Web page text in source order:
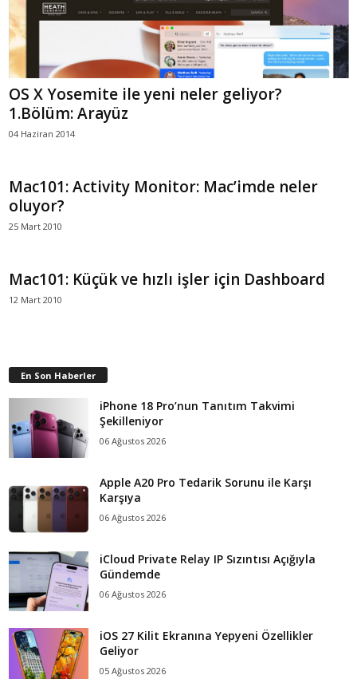
OS X Yosemite ile yeni neler geliyor?
1.Bölüm: Arayüz
04 Haziran 2014
Mac101: Activity Monitor: Mac’imde neler
oluyor?
25 Mart 2010
Mac101: Küçük ve hızlı işler için Dashboard
12 Mart 2010
En Son Haberler
iPhone 18 Pro’nun Tanıtım Takvimi
Şekilleniyor
06 Ağustos 2026
Apple A20 Pro Tedarik Sorunu ile Karşı
Karşıya
06 Ağustos 2026
iCloud Private Relay IP Sızıntısı Açığıyla
Gündemde
06 Ağustos 2026
iOS 27 Kilit Ekranına Yepyeni Özellikler
Geliyor
05 Ağustos 2026